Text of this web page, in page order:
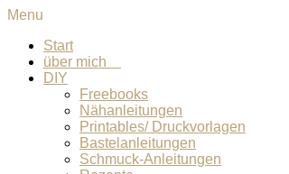
Menu
Start
über mich
DIY
Freebooks
Nähanleitungen
Printables/ Druckvorlagen
Bastelanleitungen
Schmuck-Anleitungen